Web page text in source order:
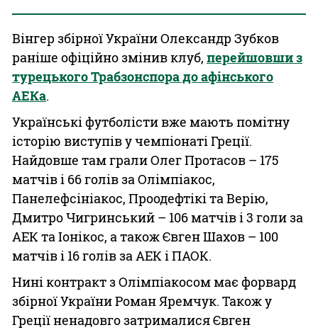
Вінгер збірної України Олександр Зубков
раніше офіційно змінив клуб, перейшовши з
турецького Трабзонспора до афінського
АЕКа.
Українські футболісти вже мають помітну
історію виступів у чемпіонаті Греції.
Найдовше там грали Олег Протасов – 175
матчів і 66 голів за Олімпіакос,
Панелефсініакос, Проодефтікі та Верію,
Дмитро Чигринський – 106 матчів і 3 голи за
АЕК та Іонікос, а також Євген Шахов – 100
матчів і 16 голів за АЕК і ПАОК.
Нині контракт з Олімпіакосом має форвард
збірної України Роман Яремчук. Також у
Греції ненадовго затрималися Євген